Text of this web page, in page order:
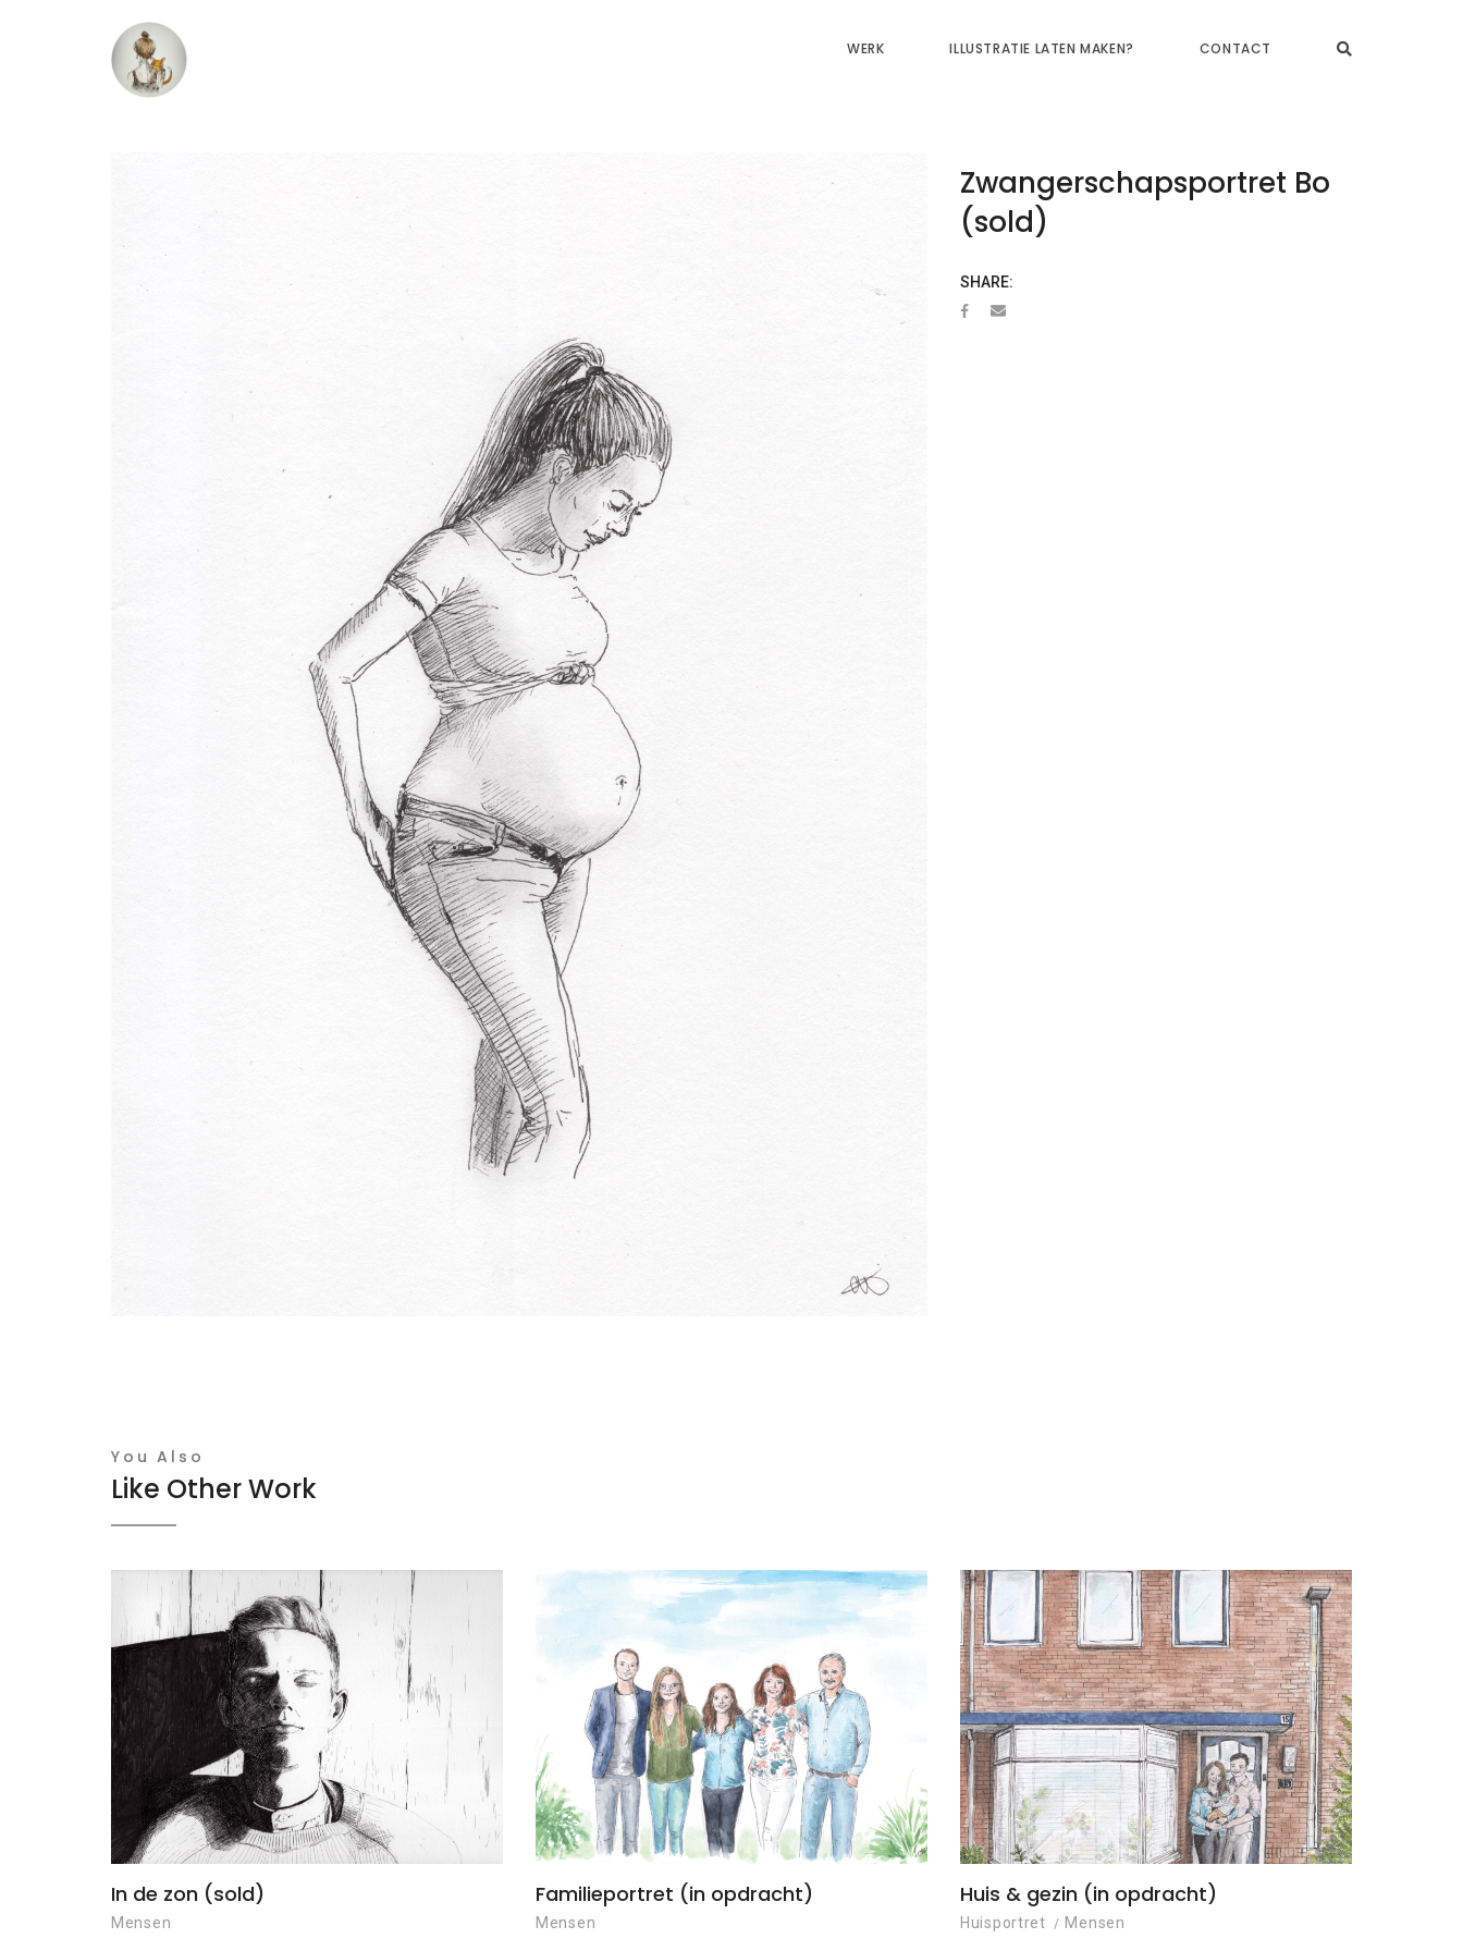
WERK ILLUSTRATIE LATEN MAKEN? CONTACT
Zwangerschapsportret Bo
(sold)
SHARE:
You Also
Like Other Work
In de zon (sold)
Mensen
Familieportret (in opdracht)
Mensen
Huis & gezin (in opdracht)
Huisportret Mensen